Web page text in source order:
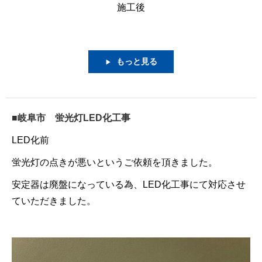
施工後
▶ もっと見る
■岐阜市 蛍光灯LED化工事
LED化前
蛍光灯の点きが悪いというご依頼を頂きました。
安定器は廃盤になっている為、LED化工事にて対応させ
ていただきました。